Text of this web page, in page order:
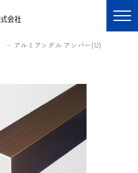
アルミアングル アンバー(U)